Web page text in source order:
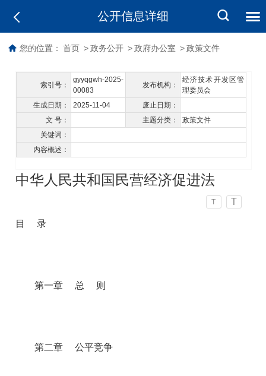
公开信息详细
您的位置： 首页 > 政务公开 > 政府办公室 > 政策文件
索引号：
gyyqgwh-2025-
00083
发布机构：
经济技术开发区管
理委员会
生成日期：
2025-11-04
废止日期：
文 号：
主题分类：
政策文件
关键词：
内容概述：
中华人民共和国民营经济促进法
T T
目 录
第一章 总 则
第二章 公平竞争